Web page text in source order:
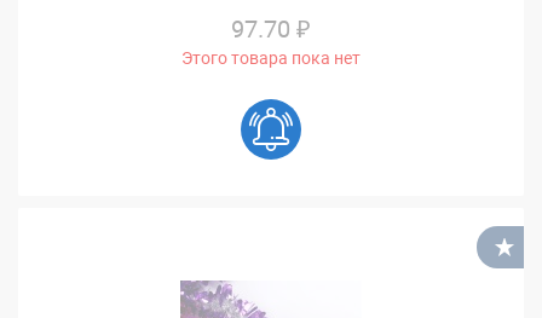
97.70 ₽
Этого товара пока нет